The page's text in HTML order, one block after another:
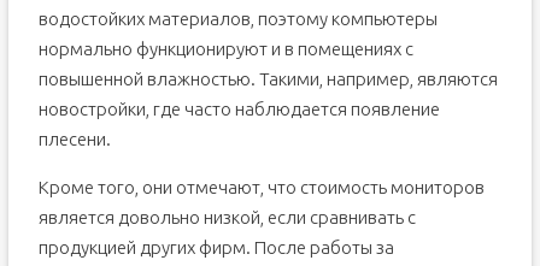
водостойких материалов, поэтому компьютеры
нормально функционируют и в помещениях с
повышенной влажностью. Такими, например, являются
новостройки, где часто наблюдается появление
плесени.
Кроме того, они отмечают, что стоимость мониторов
является довольно низкой, если сравнивать с
продукцией других фирм. После работы за